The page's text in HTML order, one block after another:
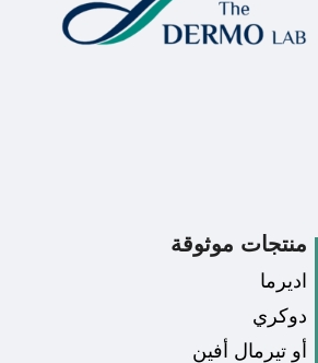
منتجات موثوقة
اديرما
دوكري
أو تيرمال أفين